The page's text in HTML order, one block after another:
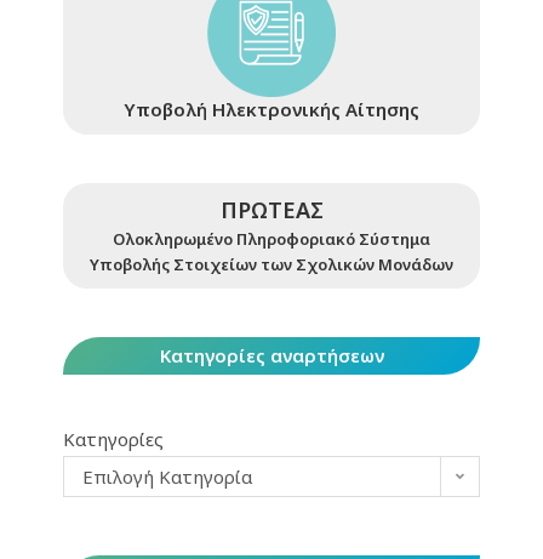
Υποβολή Ηλεκτρονικής Αίτησης
ΠΡΩΤΕΑΣ
Ολοκληρωμένο Πληροφοριακό Σύστημα
Υποβολής Στοιχείων των Σχολικών Μονάδων
Κατηγορίες αναρτήσεων
Κατηγορίες
Επιλογή Κατηγορία